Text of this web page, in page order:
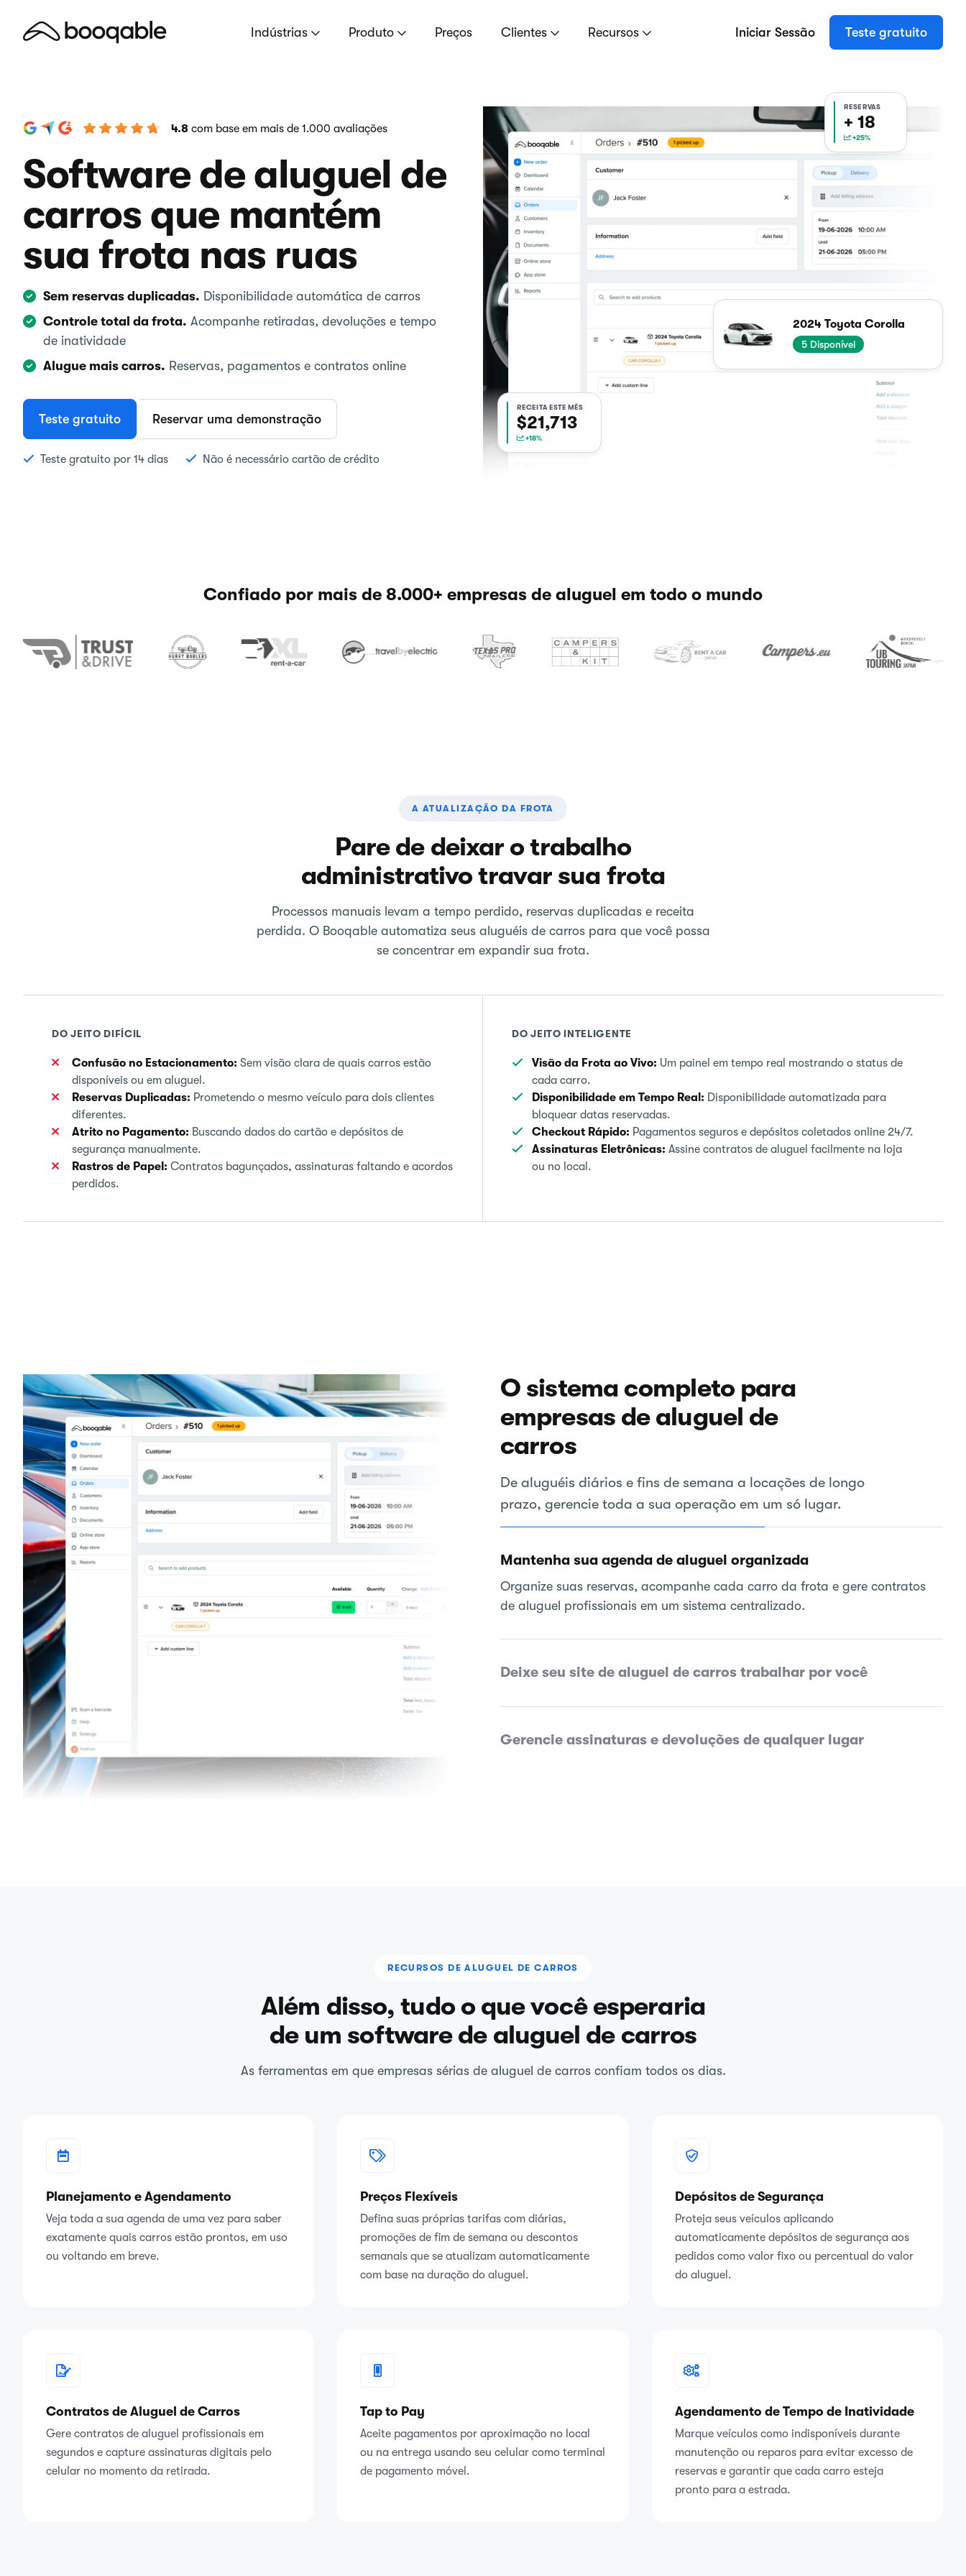
Indústrias Produto Preços Clientes Recursos Iniciar Sessão Teste gratuito
4.8 com base em mais de 1.000 avaliações
Software de aluguel de
carros que mantém
sua frota nas ruas
Sem reservas duplicadas. Disponibilidade automática de carros
Controle total da frota. Acompanhe retiradas, devoluções e tempo
de inatividade
Alugue mais carros. Reservas, pagamentos e contratos online
Teste gratuito Reservar uma demonstração
Teste gratuito por 14 dias Não é necessário cartão de crédito
RESERVAS
+ 18
+25%
2024 Toyota Corolla
5 Disponível
RECEITA ESTE MÊS
$21,713
+18%
Confiado por mais de 8.000+ empresas de aluguel em todo o mundo
A ATUALIZAÇÃO DA FROTA
Pare de deixar o trabalho
administrativo travar sua frota
Processos manuais levam a tempo perdido, reservas duplicadas e receita
perdida. O Booqable automatiza seus aluguéis de carros para que você possa
se concentrar em expandir sua frota.
DO JEITO DIFÍCIL
Confusão no Estacionamento: Sem visão clara de quais carros estão
disponíveis ou em aluguel.
Reservas Duplicadas: Prometendo o mesmo veículo para dois clientes
diferentes.
Atrito no Pagamento: Buscando dados do cartão e depósitos de
segurança manualmente.
Rastros de Papel: Contratos bagunçados, assinaturas faltando e acordos
perdidos.
DO JEITO INTELIGENTE
Visão da Frota ao Vivo: Um painel em tempo real mostrando o status de
cada carro.
Disponibilidade em Tempo Real: Disponibilidade automatizada para
bloquear datas reservadas.
Checkout Rápido: Pagamentos seguros e depósitos coletados online 24/7.
Assinaturas Eletrônicas: Assine contratos de aluguel facilmente na loja
ou no local.
O sistema completo para
empresas de aluguel de
carros
De aluguéis diários e fins de semana a locações de longo
prazo, gerencie toda a sua operação em um só lugar.
Mantenha sua agenda de aluguel organizada
Organize suas reservas, acompanhe cada carro da frota e gere contratos
de aluguel profissionais em um sistema centralizado.
Deixe seu site de aluguel de carros trabalhar por você
Gerencie assinaturas e devoluções de qualquer lugar
RECURSOS DE ALUGUEL DE CARROS
Além disso, tudo o que você esperaria
de um software de aluguel de carros
As ferramentas em que empresas sérias de aluguel de carros confiam todos os dias.
Planejamento e Agendamento
Veja toda a sua agenda de uma vez para saber
exatamente quais carros estão prontos, em uso
ou voltando em breve.
Preços Flexíveis
Defina suas próprias tarifas com diárias,
promoções de fim de semana ou descontos
semanais que se atualizam automaticamente
com base na duração do aluguel.
Depósitos de Segurança
Proteja seus veículos aplicando
automaticamente depósitos de segurança aos
pedidos como valor fixo ou percentual do valor
do aluguel.
Contratos de Aluguel de Carros
Gere contratos de aluguel profissionais em
segundos e capture assinaturas digitais pelo
celular no momento da retirada.
Tap to Pay
Aceite pagamentos por aproximação no local
ou na entrega usando seu celular como terminal
de pagamento móvel.
Agendamento de Tempo de Inatividade
Marque veículos como indisponíveis durante
manutenção ou reparos para evitar excesso de
reservas e garantir que cada carro esteja
pronto para a estrada.